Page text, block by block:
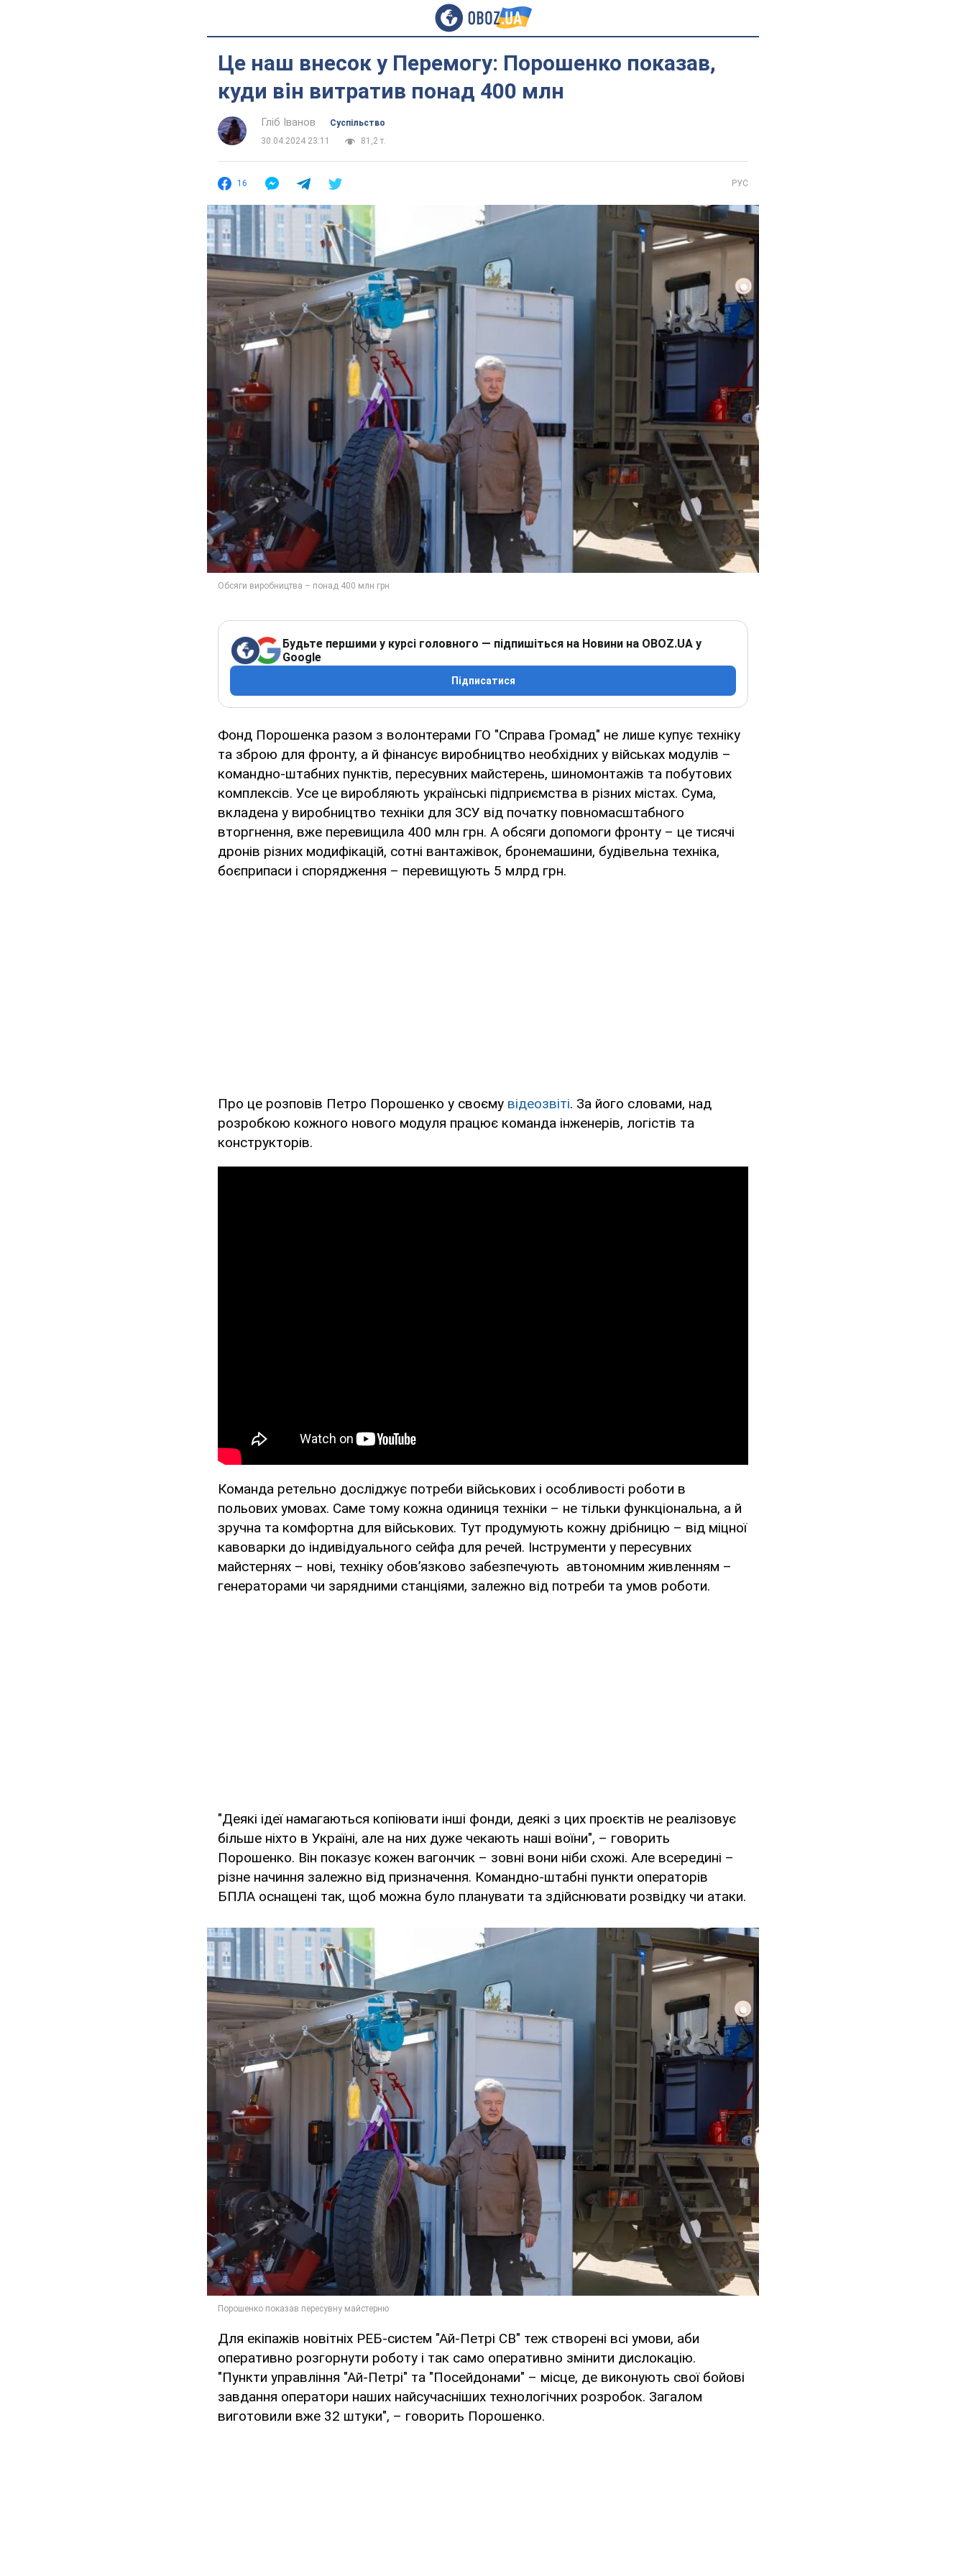
Це наш внесок у Перемогу: Порошенко показав,
куди він витратив понад 400 млн
Гліб Іванов
Суспільство
30.04.2024 23:11
81,2 т.
16 РУС
Будьте першими у курсі головного — підпишіться на Новини на OBOZ.UA у
Google
Підписатися
Фонд Порошенка разом з волонтерами ГО "Справа Громад" не лише купує техніку
та зброю для фронту, а й фінансує виробництво необхідних у військах модулів –
командно-штабних пунктів, пересувних майстерень, шиномонтажів та побутових
комплексів. Усе це виробляють українські підприємства в різних містах. Сума,
вкладена у виробництво техніки для ЗСУ від початку повномасштабного
вторгнення, вже перевищила 400 млн грн. А обсяги допомоги фронту – це тисячі
дронів різних модифікацій, сотні вантажівок, бронемашини, будівельна техніка,
боєприпаси і спорядження – перевищують 5 млрд грн.
Про це розповів Петро Порошенко у своєму відеозвіті. За його словами, над
розробкою кожного нового модуля працює команда інженерів, логістів та
конструкторів.
Команда ретельно досліджує потреби військових і особливості роботи в
польових умовах. Саме тому кожна одиниця техніки – не тільки функціональна, а й
зручна та комфортна для військових. Тут продумують кожну дрібницю – від міцної
кавоварки до індивідуального сейфа для речей. Інструменти у пересувних
майстернях – нові, техніку обовʼязково забезпечують автономним живленням –
генераторами чи зарядними станціями, залежно від потреби та умов роботи.
"Деякі ідеї намагаються копіювати інші фонди, деякі з цих проєктів не реалізовує
більше ніхто в Україні, але на них дуже чекають наші воїни", – говорить
Порошенко. Він показує кожен вагончик – зовні вони ніби схожі. Але всередині –
різне начиння залежно від призначення. Командно-штабні пункти операторів
БПЛА оснащені так, щоб можна було планувати та здійснювати розвідку чи атаки.
Для екіпажів новітніх РЕБ-систем "Ай-Петрі СВ" теж створені всі умови, аби
оперативно розгорнути роботу і так само оперативно змінити дислокацію.
"Пункти управління "Ай-Петрі" та "Посейдонами" – місце, де виконують свої бойові
завдання оператори наших найсучасніших технологічних розробок. Загалом
виготовили вже 32 штуки", – говорить Порошенко.